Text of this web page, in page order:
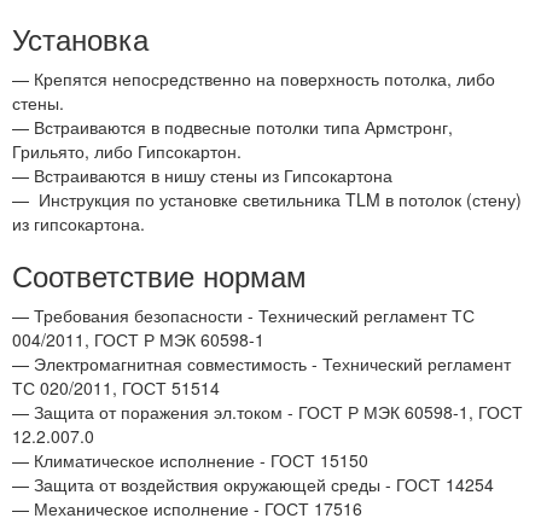
Установка
— Крепятся непосредственно на поверхность потолка, либо
стены.
— Встраиваются в подвесные потолки типа Армстронг,
Грильято, либо Гипсокартон.
— Встраиваются в нишу стены из Гипсокартона
— Инструкция по установке светильника TLM в потолок (стену)
из гипсокартона.
Соответствие нормам
— Требования безопасности - Технический регламент ТС
004/2011, ГОСТ Р МЭК 60598-1
— Электромагнитная совместимость - Технический регламент
ТС 020/2011, ГОСТ 51514
— Защита от поражения эл.током - ГОСТ Р МЭК 60598-1, ГОСТ
12.2.007.0
— Климатическое исполнение - ГОСТ 15150
— Защита от воздействия окружающей среды - ГОСТ 14254
— Механическое исполнение - ГОСТ 17516